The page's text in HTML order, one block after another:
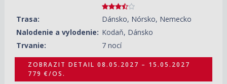
Trasa:
Dánsko, Nórsko, Nemecko
Nalodenie a vylodenie: Kodaň, Dánsko
Trvanie:
7 nocí
ZOBRAZIT DETAIL 08.05.2027 – 15.05.2027
779 €/OS.